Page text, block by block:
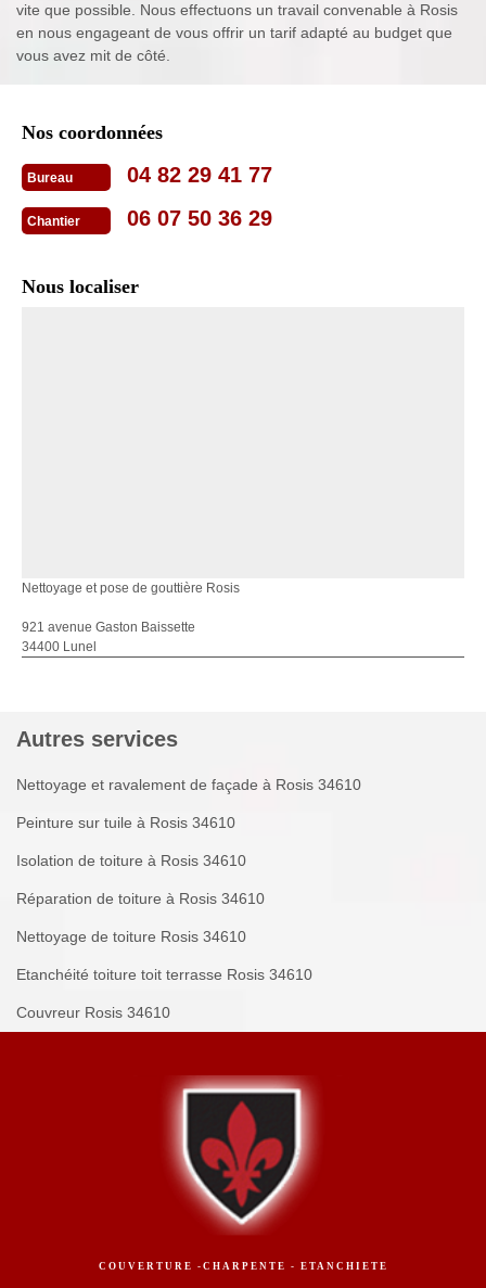
vite que possible. Nous effectuons un travail convenable à Rosis
en nous engageant de vous offrir un tarif adapté au budget que
vous avez mit de côté.
Nos coordonnées
Bureau 04 82 29 41 77
Chantier 06 07 50 36 29
Nous localiser
Nettoyage et pose de gouttière Rosis
921 avenue Gaston Baissette
34400 Lunel
Autres services
Nettoyage et ravalement de façade à Rosis 34610
Peinture sur tuile à Rosis 34610
Isolation de toiture à Rosis 34610
Réparation de toiture à Rosis 34610
Nettoyage de toiture Rosis 34610
Etanchéité toiture toit terrasse Rosis 34610
Couvreur Rosis 34610
COUVERTURE -CHARPENTE - ETANCHIETE